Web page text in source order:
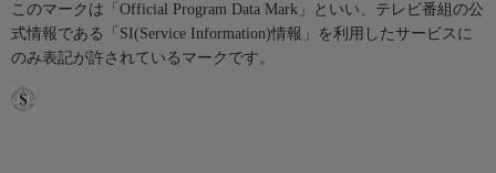
このマークは「Official Program Data Mark」といい、テレビ番組の公
式情報である「SI(Service Information)情報」を利用したサービスに
のみ表記が許されているマークです。